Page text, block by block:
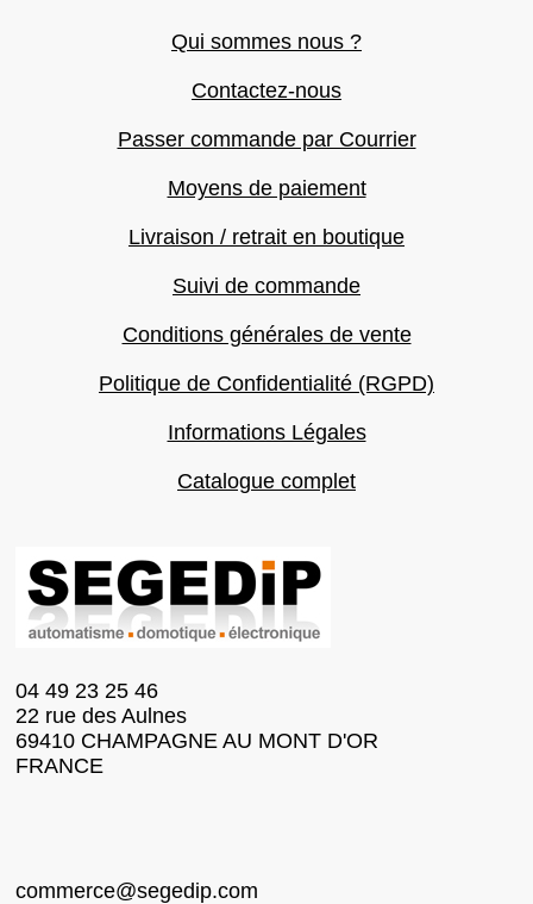
Qui sommes nous ?
Contactez-nous
Passer commande par Courrier
Moyens de paiement
Livraison / retrait en boutique
Suivi de commande
Conditions générales de vente
Politique de Confidentialité (RGPD)
Informations Légales
Catalogue complet
04 49 23 25 46
22 rue des Aulnes
69410 CHAMPAGNE AU MONT D'OR
FRANCE
commerce@segedip.com